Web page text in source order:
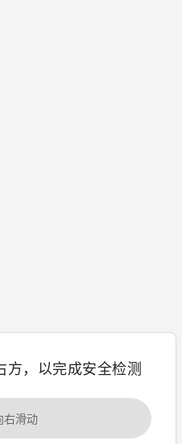
方，以完成安全检测
右滑动